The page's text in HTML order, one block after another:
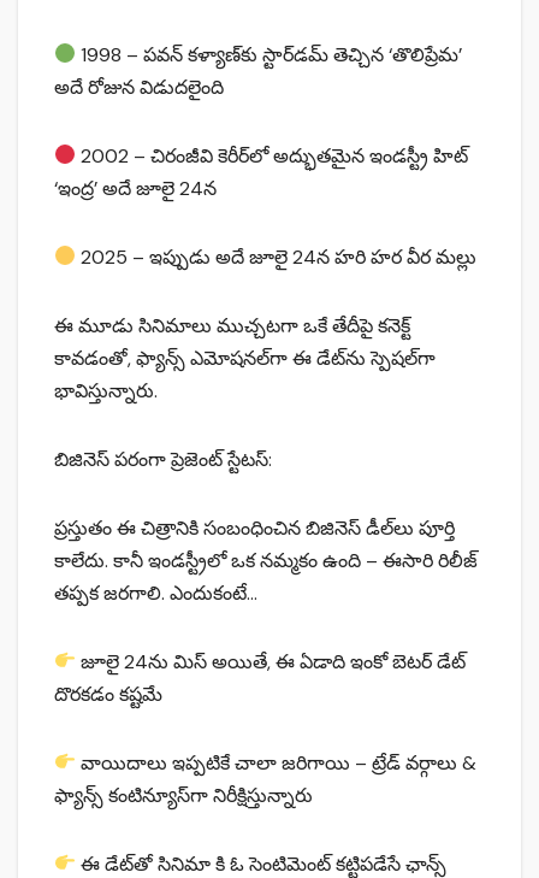
1998 – పవన్ కళ్యాణ్‌కు స్టార్‌డమ్ తెచ్చిన ‘తొలిప్రేమ’
అదే రోజున విడుదలైంది
2002 – చిరంజీవి కెరీర్‌లో అద్భుతమైన ఇండస్ట్రీ హిట్
‘ఇంద్ర’ అదే జూలై 24న
2025 – ఇప్పుడు అదే జూలై 24న హరి హర వీర మల్లు
ఈ మూడు సినిమాలు ముచ్చటగా ఒకే తేదీపై కనెక్ట్
కావడంతో, ఫ్యాన్స్ ఎమోషనల్‌గా ఈ డేట్‌ను స్పెషల్‌గా
భావిస్తున్నారు.
బిజినెస్ పరంగా ప్రెజెంట్ స్టేటస్:
ప్రస్తుతం ఈ చిత్రానికి సంబంధించిన బిజినెస్ డీల్‌లు పూర్తి
కాలేదు. కానీ ఇండస్ట్రీలో ఒక నమ్మకం ఉంది – ఈసారి రిలీజ్
తప్పక జరగాలి. ఎందుకంటే…
జూలై 24ను మిస్ అయితే, ఈ ఏడాది ఇంకో బెటర్ డేట్
దొరకడం కష్టమే
వాయిదాలు ఇప్పటికే చాలా జరిగాయి – ట్రేడ్ వర్గాలు &
ఫ్యాన్స్ కంటిన్యూస్‌గా నిరీక్షిస్తున్నారు
ఈ డేట్‌తో సినిమా కి ఓ సెంటిమెంట్ కట్టిపడేసే ఛాన్స్